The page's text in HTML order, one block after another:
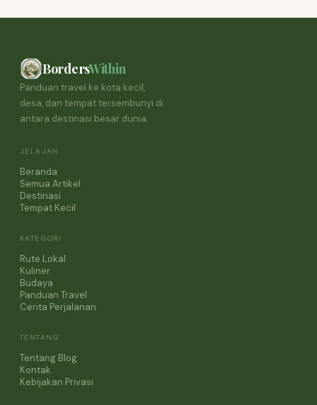
BordersWithin
Panduan travel ke kota kecil,
desa, dan tempat tersembunyi di
antara destinasi besar dunia.
JELAJAH
Beranda
Semua Artikel
Destinasi
Tempat Kecil
KATEGORI
Rute Lokal
Kuliner
Budaya
Panduan Travel
Cerita Perjalanan
TENTANG
Tentang Blog
Kontak
Kebijakan Privasi